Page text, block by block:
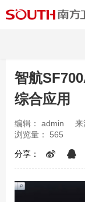
智航
综合应用
编辑： admin 来
浏览量： 565
分享：